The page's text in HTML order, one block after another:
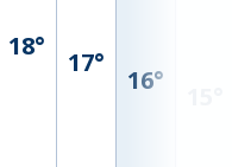
18°
17°
16°